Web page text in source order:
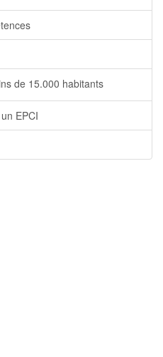
de 15.000 habitants
EPCI